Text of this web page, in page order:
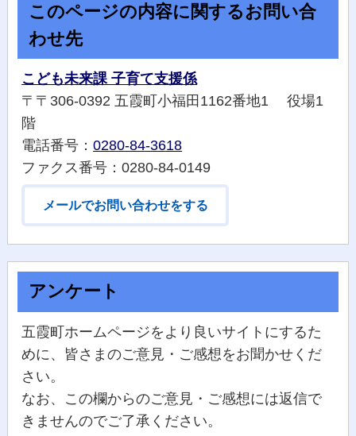
このページの内容に関するお問い合
わせ先
こども未来課 子育て支援係
〒〒306-0392 五霞町小福田1162番地1 役場1
階
電話番号：0280-84-3618
ファクス番号：0280-84-0149
メールでお問い合わせをする
アンケート
五霞町ホームページをより良いサイトにするた
めに、皆さまのご意見・ご感想をお聞かせくだ
さい。
なお、この欄からのご意見・ご感想には返信で
きませんのでご了承ください。